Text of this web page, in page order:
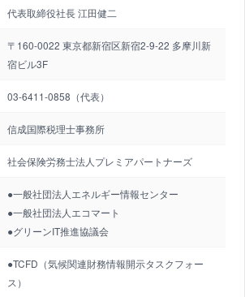
代表取締役社長 江田健二
〒160-0022 東京都新宿区新宿2-9-22 多摩川新
宿ビル3F
03-6411-0858（代表）
信成国際税理士事務所
社会保険労務士法人プレミアパートナーズ
●一般社団法人エネルギー情報センター
●一般社団法人エコマート
●グリーンIT推進協議会
●TCFD（気候関連財務情報開示タスクフォー
ス）